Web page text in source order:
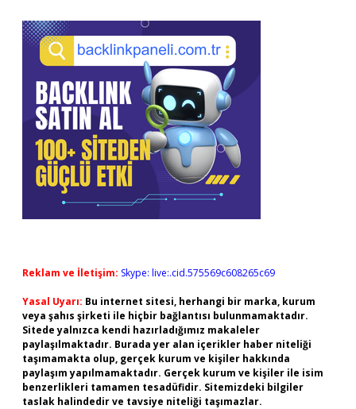
Reklam ve İletişim: Skype: live:.cid.575569c608265c69
Yasal Uyarı: Bu internet sitesi, herhangi bir marka, kurum
veya şahıs şirketi ile hiçbir bağlantısı bulunmamaktadır.
Sitede yalnızca kendi hazırladığımız makaleler
paylaşılmaktadır. Burada yer alan içerikler haber niteliği
taşımamakta olup, gerçek kurum ve kişiler hakkında
paylaşım yapılmamaktadır. Gerçek kurum ve kişiler ile isim
benzerlikleri tamamen tesadüfidir. Sitemizdeki bilgiler
taslak halindedir ve tavsiye niteliği taşımazlar.